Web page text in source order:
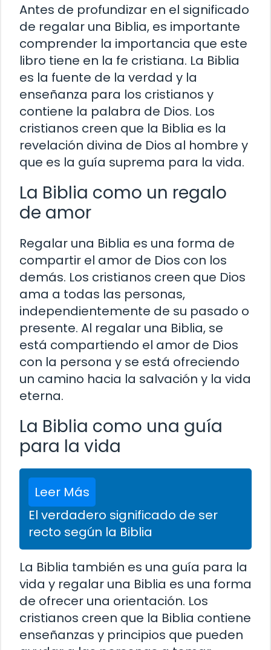
Antes de profundizar en el significado
de regalar una Biblia, es importante
comprender la importancia que este
libro tiene en la fe cristiana. La Biblia
es la fuente de la verdad y la
enseñanza para los cristianos y
contiene la palabra de Dios. Los
cristianos creen que la Biblia es la
revelación divina de Dios al hombre y
que es la guía suprema para la vida.
La Biblia como un regalo
de amor
Regalar una Biblia es una forma de
compartir el amor de Dios con los
demás. Los cristianos creen que Dios
ama a todas las personas,
independientemente de su pasado o
presente. Al regalar una Biblia, se
está compartiendo el amor de Dios
con la persona y se está ofreciendo
un camino hacia la salvación y la vida
eterna.
La Biblia como una guía
para la vida
Leer Más
El verdadero significado de ser
recto según la Biblia
La Biblia también es una guía para la
vida y regalar una Biblia es una forma
de ofrecer una orientación. Los
cristianos creen que la Biblia contiene
enseñanzas y principios que pueden